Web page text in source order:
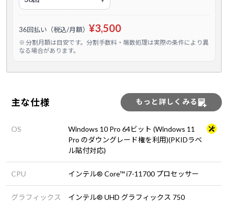
36回払い（税込/月額） ¥3,500
※ 分割月額は目安です。分割手数料・端数処理は実際の条件により異
なる場合があります。
主な仕様 もっと詳しくみる
OS
Windows 10 Pro 64ビット (Windows 11
Pro のダウングレード権を利用)(PKIDラベ
ル貼付対応)
CPU インテル® Core™ i7-11700 プロセッサー
グラフィックス インテル® UHD グラフィックス 750